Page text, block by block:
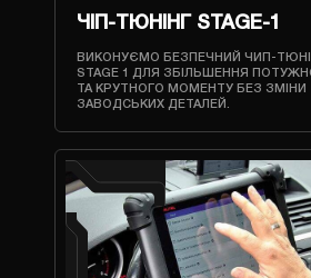
ЧІП-ТЮНІНГ STAGE-1
ВИКОНУЄМО БЕЗПЕЧНИЙ ЧИП-
STAGE 1 ДЛЯ ЗБІЛЬШЕННЯ
ТА КРУТНОГО МОМЕНТУ БЕЗ ЗМІНИ
ЗАВОДСЬКИХ ДЕТАЛЕЙ.